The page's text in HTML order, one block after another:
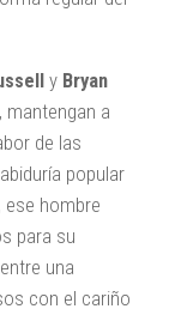
y Bryan
, mantengan a
de las
popular
, ese hombre
para su
una
con el cariño